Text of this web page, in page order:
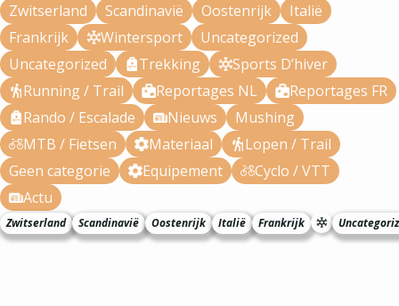
Zwitserland Scandinavië Oostenrijk
Italië
Frankrijk
Wintersport
Uncategorized
Uncategorized
Trekking
Sports D’hiver
Running / Trail
Reportages NL
Reportages FR
Rando / Escalade
Nieuws
Mushing
MTB / Fietsen
Materiaal
Lopen / Trail
Geen categorie
Equipement
Cyclo / VTT
Actu
Zwitserland Scandinavië Oostenrijk Italië Frankrijk